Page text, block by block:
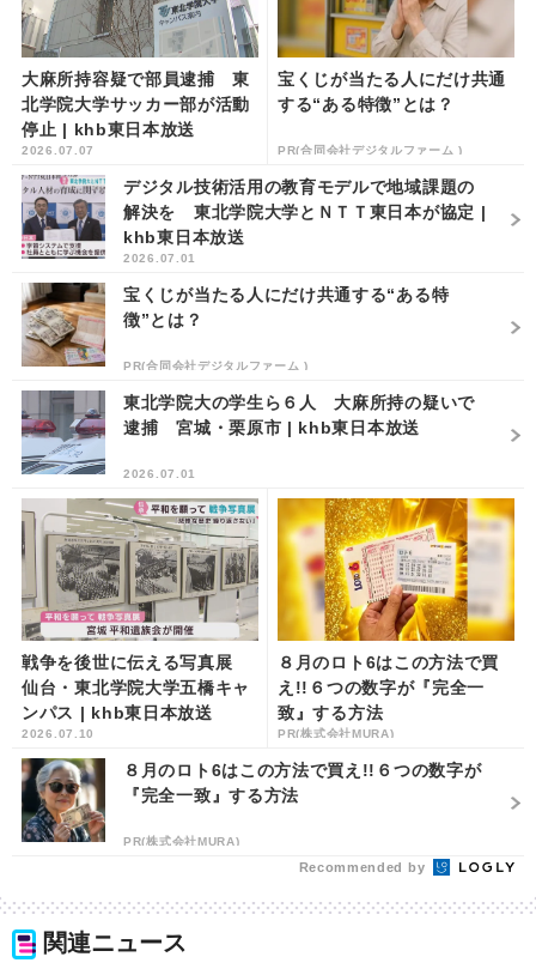
大麻所持容疑で部員逮捕 東
北学院大学サッカー部が活動
停止 | khb東日本放送
2026.07.07
宝くじが当たる人にだけ共通
する“ある特徴”とは？
PR(合同会社デジタルファーム )
デジタル技術活用の教育モデルで地域課題の
解決を 東北学院大学とＮＴＴ東日本が協定 |
khb東日本放送
2026.07.01
宝くじが当たる人にだけ共通する“ある特
徴”とは？
PR(合同会社デジタルファーム )
東北学院大の学生ら６人 大麻所持の疑いで
逮捕 宮城・栗原市 | khb東日本放送
2026.07.01
戦争を後世に伝える写真展
仙台・東北学院大学五橋キャ
ンパス | khb東日本放送
2026.07.10
８月のロト6はこの方法で買
え!!６つの数字が『完全一
致』する方法
PR(株式会社MURA)
８月のロト6はこの方法で買え!!６つの数字が
『完全一致』する方法
PR(株式会社MURA)
Recommended by
関連ニュース